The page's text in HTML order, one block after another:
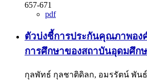
657-671
pdf
ตัวบ่งชี้การประกันคุณภาพอง
การศึกษาของสถาบันอุดมศึก
กุลพัทธ์ กุลชาติดิลก, อมรรัตน์ พันธ์